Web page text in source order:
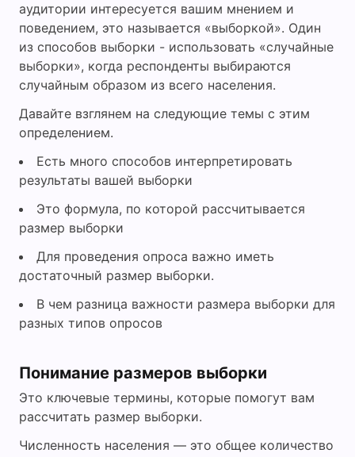
аудитории интересуется вашим мнением и
поведением, это называется «выборкой». Один
из способов выборки - использовать «случайные
выборки», когда респонденты выбираются
случайным образом из всего населения.
Давайте взглянем на следующие темы с этим
определением.
Есть много способов интерпретировать
результаты вашей выборки
Это формула, по которой рассчитывается
размер выборки
Для проведения опроса важно иметь
достаточный размер выборки.
В чем разница важности размера выборки для
разных типов опросов
Понимание размеров выборки
Это ключевые термины, которые помогут вам
рассчитать размер выборки.
Численность населения — это общее количество